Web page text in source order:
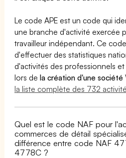
Le code APE est un code qui
une branche d'activité exercée
travailleur indépendant. Ce
d'effectuer des statistiques
d'activités des professionnels et
lors dela création d'une société
la liste complète des 732
Quel est le code NAF pour
commerces de détail
différence entre code NAF
4778C ?